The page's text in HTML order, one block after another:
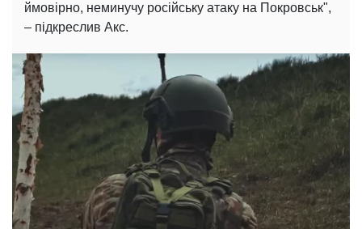
ймовірно, неминучу російську атаку на Покровськ",
– підкреслив Акс.